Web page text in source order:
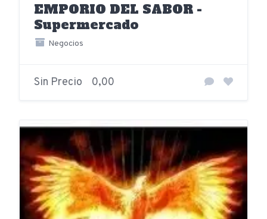
EMPORIO DEL SABOR -
Supermercado
Negocios
Sin Precio 0,00